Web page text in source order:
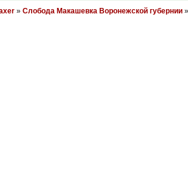
» Слобода Макашевка Воронежской губернии»